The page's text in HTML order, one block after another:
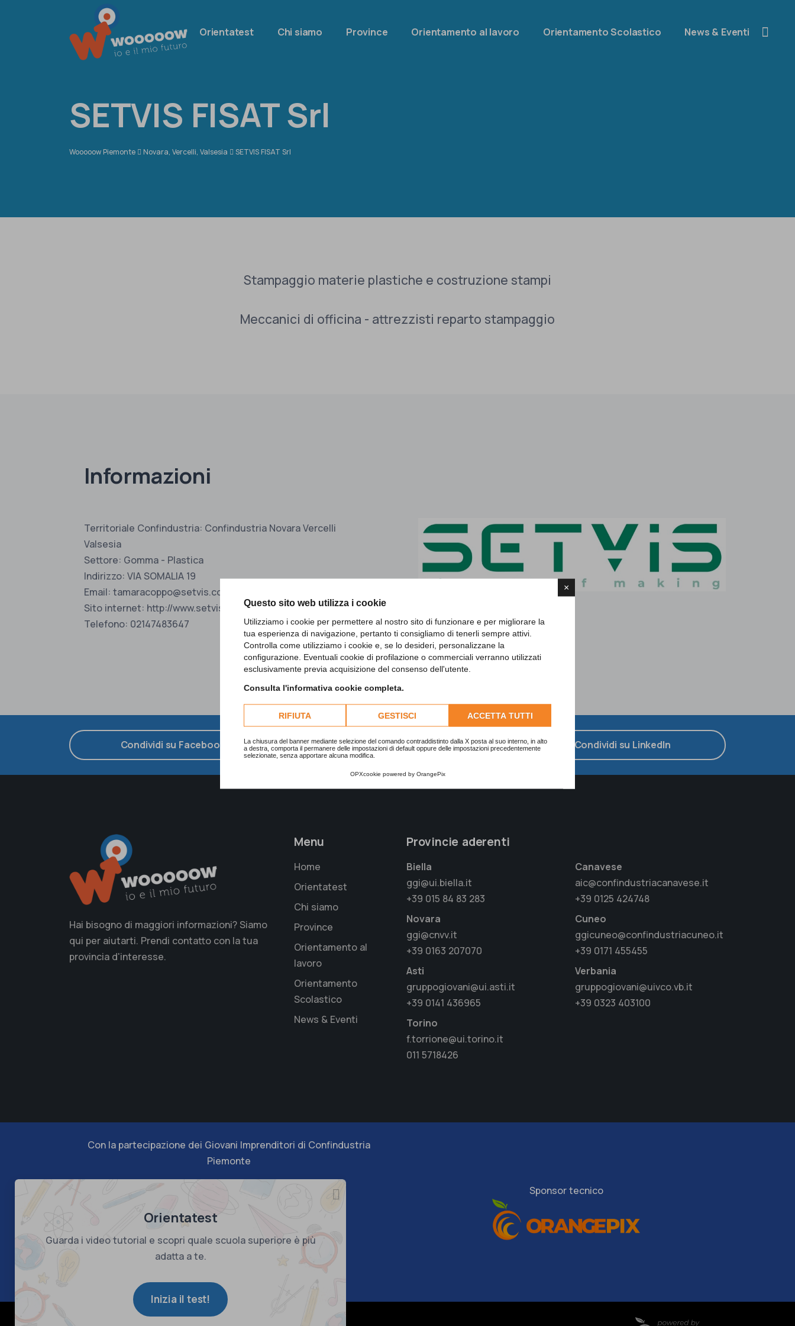
×
Questo sito web utilizza i cookie
Utilizziamo i cookie per permettere al nostro sito di funzionare e per migliorare la
tua esperienza di navigazione, pertanto ti consigliamo di tenerli sempre attivi.
Controlla come utilizziamo i cookie e, se lo desideri, personalizzane la
configurazione. Eventuali cookie di profilazione o commerciali verranno utilizzati
esclusivamente previa acquisizione del consenso dell'utente.
Consulta l'informativa cookie completa.
RIFIUTA GESTISCI ACCETTA TUTTI
La chiusura del banner mediante selezione del comando contraddistinto dalla X posta al suo interno, in alto
a destra, comporta il permanere delle impostazioni di default oppure delle impostazioni precedentemente
selezionate, senza apportare alcuna modifica.
OPXcookie powered by OrangePix
Orientatest Chi siamo Province Orientamento al lavoro Orientamento Scolastico News & Eventi
SETVIS FISAT Srl
Wooooow Piemonte Novara, Vercelli, Valsesia SETVIS FISAT Srl
Stampaggio materie plastiche e costruzione stampi
Meccanici di officina - attrezzisti reparto stampaggio
Informazioni
Territoriale Confindustria: Confindustria Novara Vercelli
Valsesia
Settore: Gomma - Plastica
Indirizzo: VIA SOMALIA 19
Email: tamaracoppo@setvis.com
Sito internet: http://www.setvis.com
Telefono: 02147483647
Condividi su Facebook Condividi su WhatsApp Condividi su LinkedIn
Hai bisogno di maggiori informazioni? Siamo
qui per aiutarti. Prendi contatto con la tua
provincia d'interesse.
Menu
Home
Orientatest
Chi siamo
Province
Orientamento al
lavoro
Orientamento
Scolastico
News & Eventi
Provincie aderenti
Biella
ggi@ui.biella.it
+39 015 84 83 283
Novara
ggi@cnvv.it
+39 0163 207070
Asti
gruppogiovani@ui.asti.it
+39 0141 436965
Torino
f.torrione@ui.torino.it
011 5718426
Canavese
aic@confindustriacanavese.it
+39 0125 424748
Cuneo
ggicuneo@confindustriacuneo.it
+39 0171 455455
Verbania
gruppogiovani@uivco.vb.it
+39 0323 403100
Con la partecipazione dei Giovani Imprenditori di Confindustria
Piemonte
Sponsor tecnico
Orientatest
Guarda i video tutorial e scopri quale scuola superiore è più
adatta a te.
Inizia il test!